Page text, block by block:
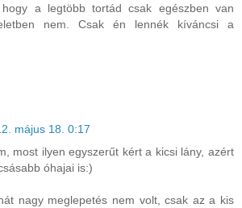
hogy a legtöbb tortád csak egészben van
nem. Csak én lennék kíváncsi a
május 18. 0:17
most ilyen egyszerűt kért a kicsi lány, azért
óhajai is:)
nagy meglepetés nem volt, csak az a kis